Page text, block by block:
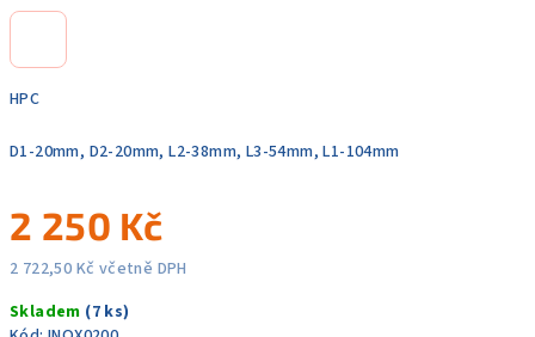
HPC
D1-20mm, D2-20mm, L2-38mm, L3-54mm, L1-104mm
2 250 Kč
2 722,50 Kč včetně DPH
cena:
Skladem (7 ks)